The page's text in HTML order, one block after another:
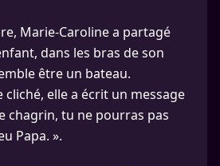
Marie-Caroline a partagé
dans les bras de son
être un bateau.
cliché, elle a écrit un message
chagrin, tu ne pourras pas
Papa. ».